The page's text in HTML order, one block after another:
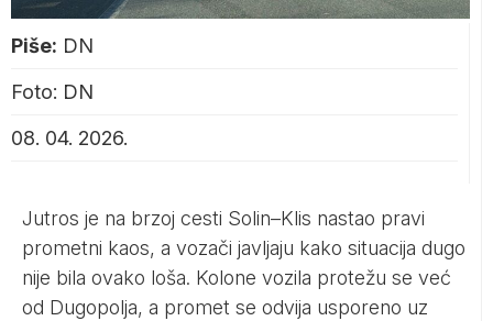
Piše: DN
Foto: DN
08. 04. 2026.
Jutros je na brzoj cesti Solin–Klis nastao pravi
prometni kaos, a vozači javljaju kako situacija dugo
nije bila ovako loša. Kolone vozila protežu se već
od Dugopolja, a promet se odvija usporeno uz